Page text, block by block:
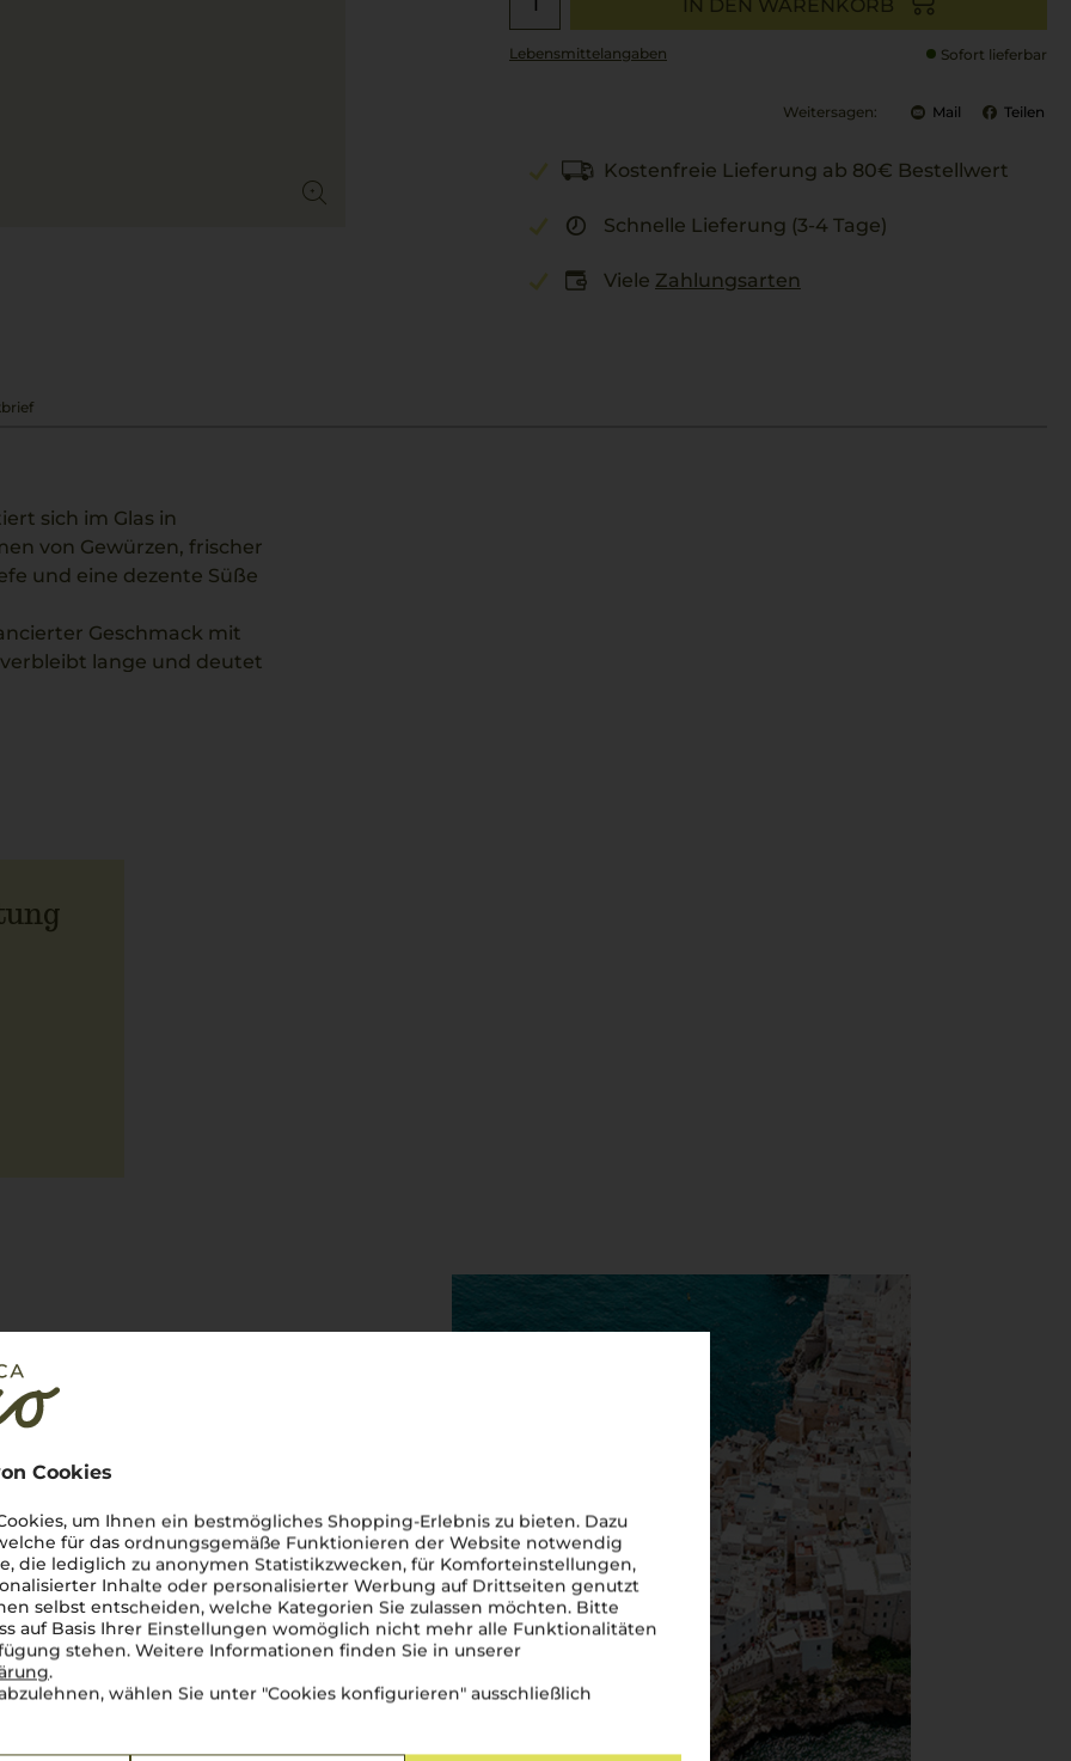
Cookies
um Ihnen ein bestmögliches Shopping-Erlebnis zu bieten. Dazu
für das ordnungsgemäße Funktionieren der Website notwendig
die lediglich zu anonymen Statistikzwecken, für Komforteinstellungen,
Inhalte oder personalisierter Werbung auf Drittseiten genutzt
selbst entscheiden, welche Kategorien Sie zulassen möchten. Bitte
auf Basis Ihrer Einstellungen womöglich nicht mehr alle Funktionalitäten
stehen. Weitere Informationen finden Sie in unserer
.
wählen Sie unter "Cookies konfigurieren" ausschließlich
IN DEN WARENKORB
Lebensmittel­angaben Sofort lieferbar
Weitersagen: Mail Teilen
Kostenfreie Lieferung ab 80€ Bestellwert
Schnelle Lieferung (3-4 Tage)
Viele Zahlungsarten
sich im Glas in
von Gewürzen, frischer
und eine dezente Süße
Geschmack mit
lange und deutet
voller Geschichte
del Monte
die Weinkenner auf
auf die frische
sind wie das Land selbst.
Tiefe. Ob
Castel del Monteerzählen
Weins bedeutet, ein
Perfettofür jeden, der Italien